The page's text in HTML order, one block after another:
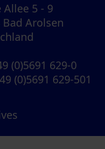
Allee 5 - 9
Bad Arolsen
(0)5691 629-0
(0)5691 629-501